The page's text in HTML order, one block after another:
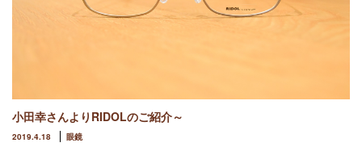
小田幸さんよりRIDOLのご紹介～
2019.4.18 眼鏡